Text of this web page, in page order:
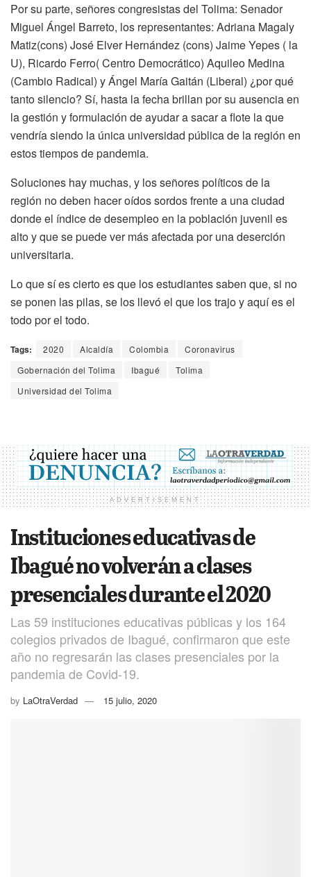
Por su parte, señores congresistas del Tolima: Senador
Miguel Ángel Barreto, los representantes: Adriana Magaly
Matiz(cons) José Elver Hernández (cons) Jaime Yepes ( la
U), Ricardo Ferro( Centro Democrático) Aquileo Medina
(Cambio Radical) y Ángel María Gaitán (Liberal) ¿por qué
tanto silencio? Sí, hasta la fecha brillan por su ausencia en
la gestión y formulación de ayudar a sacar a flote la que
vendría siendo la única universidad pública de la región en
estos tiempos de pandemia.
Soluciones hay muchas, y los señores políticos de la
región no deben hacer oídos sordos frente a una ciudad
donde el índice de desempleo en la población juvenil es
alto y que se puede ver más afectada por una deserción
universitaria.
Lo que sí es cierto es que los estudiantes saben que, si no
se ponen las pilas, se los llevó el que los trajo y aquí es el
todo por el todo.
Tags: 2020 Alcaldía Colombia
Coronavirus
Gobernación del Tolima
Ibagué
Tolima
Universidad del Tolima
ADVERTISEMENT
Instituciones educativas de
Ibagué no volverán a clases
presenciales durante el 2020
Las 59 instituciones educativas públicas y los 164
colegios privados de Ibagué, confirmaron que este
año no regresarán las clases presenciales por la
pandemia de Covid-19.
by LaOtraVerdad 15 julio, 2020